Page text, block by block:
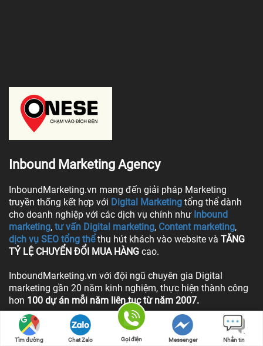
Inbound Marketing Agency
InboundMarketing.vn mang đến giải pháp Marketing
truyền thống kết hợp với Digital Marketing tổng thể dành
cho doanh nghiệp với các dịch vụ chính như Inbound
marketing, tư vấn Digital marketing, Content marketing,
dịch vụ SEO tổng thể thu hút khách vào website và TĂNG
TỶ LỆ CHUYỂN ĐỔI MUA HÀNG cao.
InboundMarketing.vn với đội ngũ chuyên gia Digital
marketing gần 20 năm kinh nghiệm, thực hiện thành công
hơn 100 dự án mỗi năm liên tục từ năm 2007.
ONESE HOLDINGS© 2007. ALL RIGHTS RESERVED.
CHÍNH SÁCH QUYỀN RIÊNG TƯ CTCP ONESE
Tìm đường Chat Zalo Gọi điện Messenger Nhắn tin